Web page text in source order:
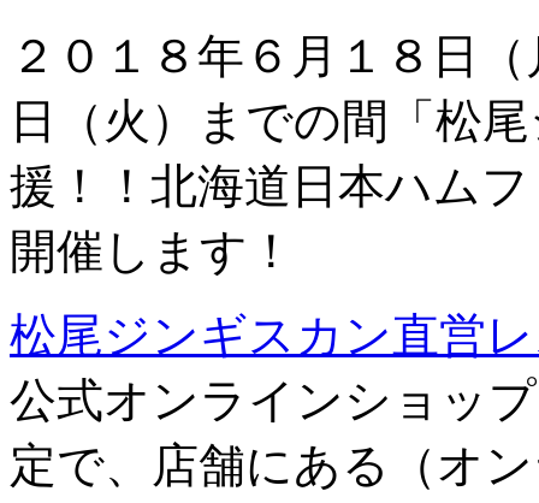
２０１８年６月１８日
日（火）までの間「松
援！！北海道日本ハム
開催します！
松尾ジンギスカン直営
公式オンラインショッ
定で、店舗にある（オ